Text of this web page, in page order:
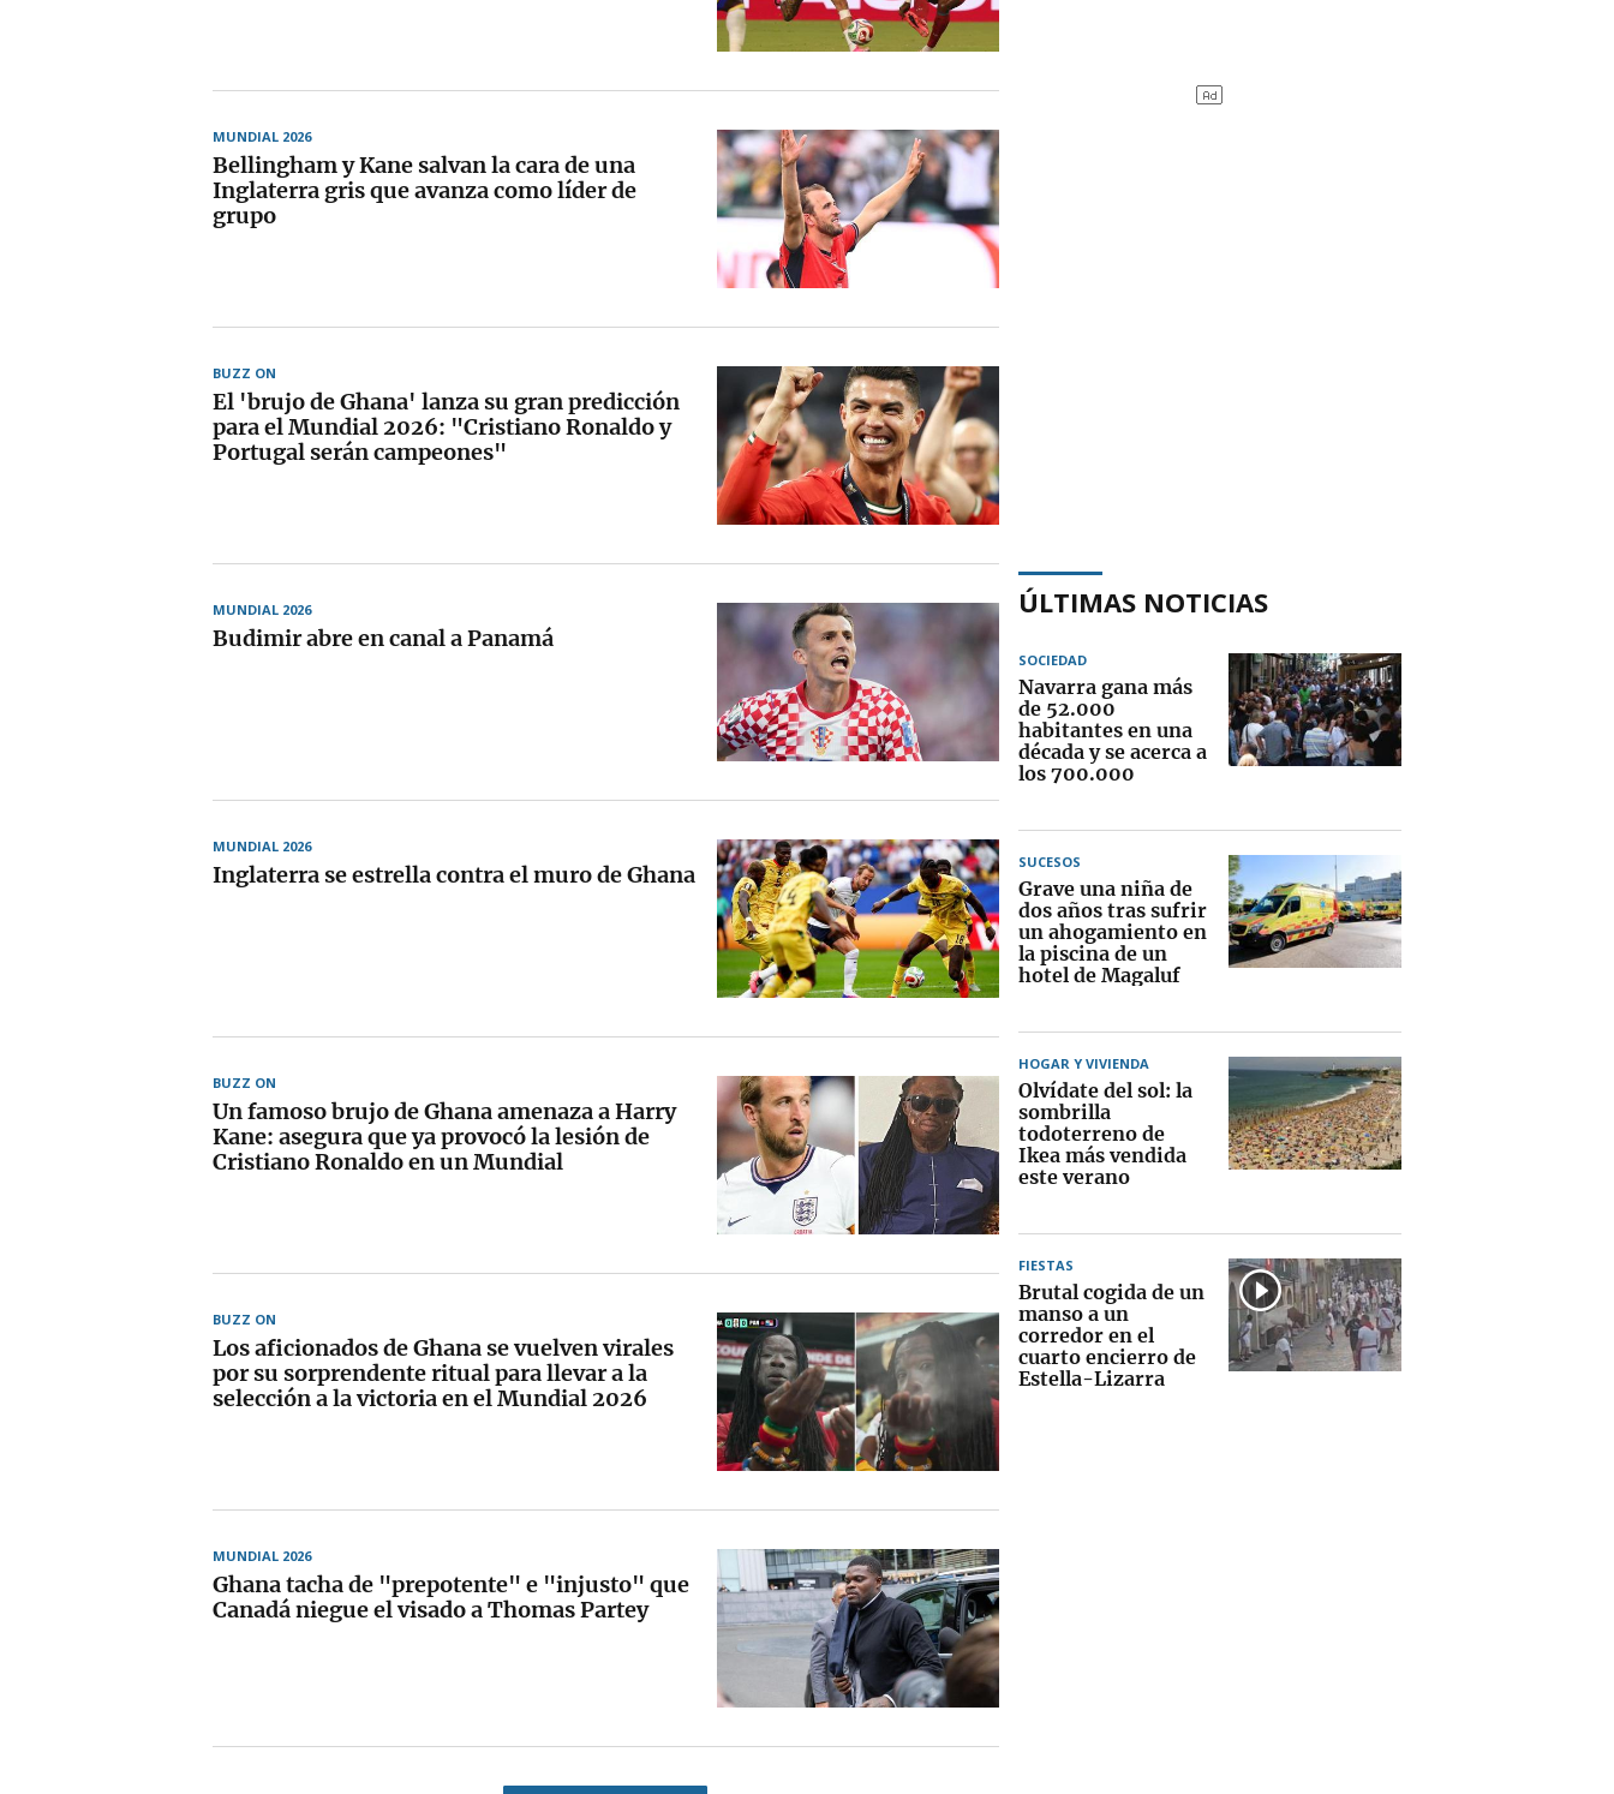
MUNDIAL 2026
Bellingham y Kane salvan la cara de una
Inglaterra gris que avanza como líder de
grupo
BUZZ ON
El 'brujo de Ghana' lanza su gran predicción
para el Mundial 2026: "Cristiano Ronaldo y
Portugal serán campeones"
MUNDIAL 2026
Budimir abre en canal a Panamá
MUNDIAL 2026
Inglaterra se estrella contra el muro de Ghana
BUZZ ON
Un famoso brujo de Ghana amenaza a Harry
Kane: asegura que ya provocó la lesión de
Cristiano Ronaldo en un Mundial
BUZZ ON
Los aficionados de Ghana se vuelven virales
por su sorprendente ritual para llevar a la
selección a la victoria en el Mundial 2026
MUNDIAL 2026
Ghana tacha de "prepotente" e "injusto" que
Canadá niegue el visado a Thomas Partey
ÚLTIMAS NOTICIAS
SOCIEDAD
Navarra gana más
de 52.000
habitantes en una
década y se acerca a
los 700.000
SUCESOS
Grave una niña de
dos años tras sufrir
un ahogamiento en
la piscina de un
hotel de Magaluf
HOGAR Y VIVIENDA
Olvídate del sol: la
sombrilla
todoterreno de
Ikea más vendida
este verano
FIESTAS
Brutal cogida de un
manso a un
corredor en el
cuarto encierro de
Estella-Lizarra